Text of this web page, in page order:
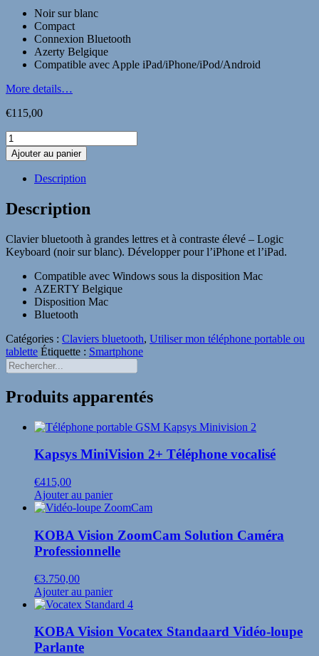
Noir sur blanc
Compact
Connexion Bluetooth
Azerty Belgique
Compatible avec Apple iPad/iPhone/iPod/Android
More details…
€115,00
quantité
de
Mini
clavier
bluetooth
à
grands
Logic
Keyboard
blanc)
iPad,
iPhone,
Ajouter au panier
Description
Description
Clavier bluetooth à grandes lettres et à contraste élevé – Logic
Keyboard (noir sur blanc). Développer pour l’iPhone et l’iPad.
Compatible avec Windows sous la disposition Mac
AZERTY Belgique
Disposition Mac
Bluetooth
Catégories : Claviers bluetooth, Utiliser mon téléphone portable ou
tablette Étiquette : Smartphone
Rechercher...
Produits apparentés
Kapsys MiniVision 2+ Téléphone vocalisé
€415,00
Ajouter au panier
KOBA Vision ZoomCam Solution Caméra
Professionnelle
€3.750,00
Ajouter au panier
KOBA Vision Vocatex Standaard Vidéo-loupe
Parlante